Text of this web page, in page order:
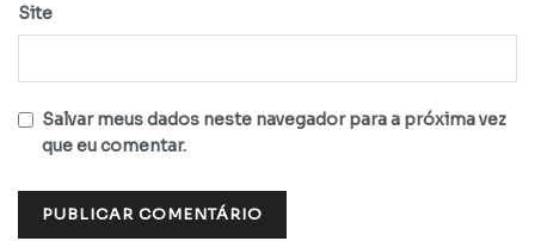
Site
Salvar meus dados neste navegador para a próxima vez
que eu comentar.